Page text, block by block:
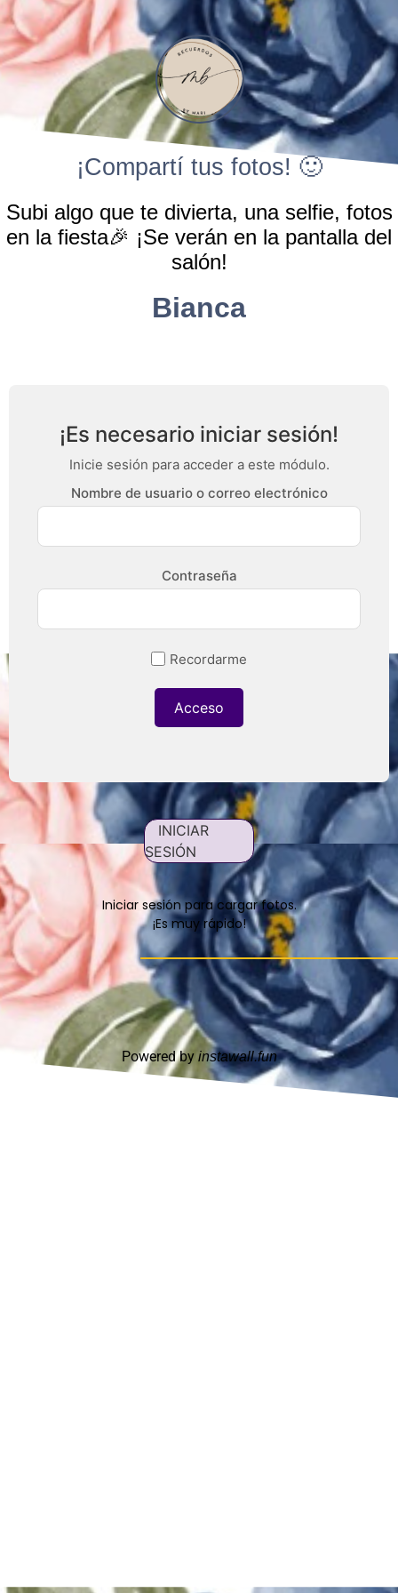
¡Compartí tus fotos! 🙂
Subi algo que te divierta, una selfie, fotos
en la fiesta🎉 ¡Se verán en la pantalla del
salón!
Bianca
¡Es necesario iniciar sesión!
Inicie sesión para acceder a este módulo.
Nombre de usuario o correo electrónico
Contraseña
Recordarme
INICIAR
SESIÓN
Iniciar sesión para cargar fotos.
¡Es muy rápido!
Powered by instawall.fun